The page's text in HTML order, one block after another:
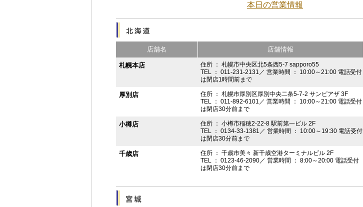
本日の営業情報
店舗名 店舗情報
札幌本店
住所 ： 札幌市中央区北5条西5-7 sapporo55
TEL ： 011-231-2131／ 営業時間 ： 10:00～21:00 電話受付
は閉店1時間前まで
厚別店
住所 ： 札幌市厚別区厚別中央二条5-7-2 サンピアザ 3F
TEL ： 011-892-6101／ 営業時間 ： 10:00～21:00 電話受付
は閉店30分前まで
小樽店
住所 ： 小樽市稲穂2-22-8 駅前第一ビル 2F
TEL ： 0134-33-1381／ 営業時間 ： 10:00～19:30 電話受付
は閉店30分前まで
千歳店
住所 ： 千歳市美々 新千歳空港ターミナルビル 2F
TEL ： 0123-46-2090／ 営業時間 ： 8:00～20:00 電話受付
は閉店30分前まで